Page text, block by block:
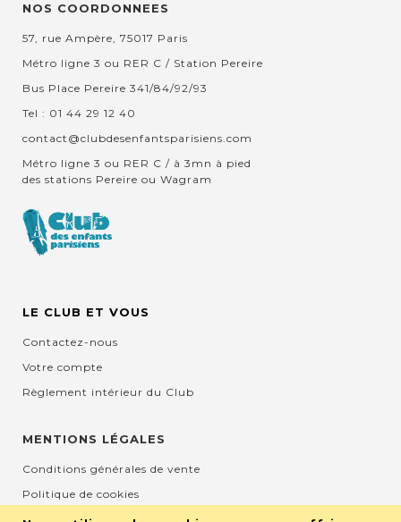
NOS COORDONNEES
57, rue Ampère, 75017 Paris
Métro ligne 3 ou RER C / Station Pereire
Bus Place Pereire 341/84/92/93
Tel : 01 44 29 12 40
contact@clubdesenfantsparisiens.com
Métro ligne 3 ou RER C / à 3mn à pied
des stations Pereire ou Wagram
LE CLUB ET VOUS
Contactez-nous
Votre compte
Règlement intérieur du Club
MENTIONS LÉGALES
Conditions générales de vente
Politique de cookies
Mentions légales et CGU